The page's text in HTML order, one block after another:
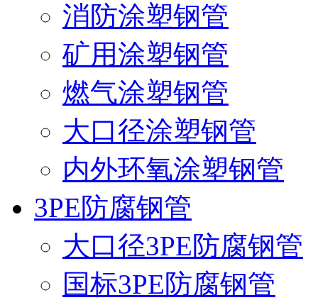
消防涂塑钢管
矿用涂塑钢管
燃气涂塑钢管
大口径涂塑钢管
内外环氧涂塑钢管
3PE防腐钢管
大口径3PE防腐钢管
国标3PE防腐钢管